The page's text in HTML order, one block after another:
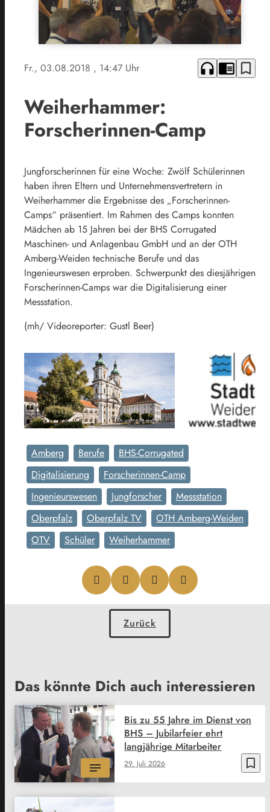
Fr., 03.08.2018 , 14:47 Uhr headphones chrome_reader_mode bookmark_border
Weiherhammer:
Forscherinnen-Camp
Jungforscherinnen für eine Woche: Zwölf Schülerinnen
haben ihren Eltern und Unternehmensvertretern in
Weiherhammer die Ergebnisse des „Forscherinnen-
Camps“ präsentiert. Im Rahmen des Camps konnten
Mädchen ab 15 Jahren bei der BHS Corrugated
Maschinen- und Anlagenbau GmbH und an der OTH
Amberg-Weiden technische Berufe und das
Ingenieurswesen erproben. Schwerpunkt des diesjährigen
Forscherinnen-Camps war die Digitalisierung einer
Messstation.
(mh/ Videoreporter: Gustl Beer)
Amberg Berufe
BHS-Corrugated
Digitalisierung
Forscherinnen-Camp
Ingenieurswesen
Jungforscher
Messstation
Oberpfalz
Oberpfalz TV
OTH Amberg-Weiden
OTV
Schüler Weiherhammer
Zurück
Das könnte Dich auch interessieren
bookmark_border
29. Juli 2026
Bis zu 55 Jahre im Dienst von
BHS – Jubilarfeier ehrt
langjährige Mitarbeiter